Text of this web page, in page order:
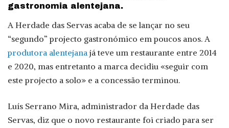
gastronomia alentejana.
A Herdade das Servas acaba de se lançar no seu
“segundo” projecto gastronómico em poucos anos. A
produtora alentejana já teve um restaurante entre 2014
e 2020, mas entretanto a marca decidiu «seguir com
este projecto a solo» e a concessão terminou.
Luís Serrano Mira, administrador da Herdade das
Servas, diz que o novo restaurante foi criado para ser